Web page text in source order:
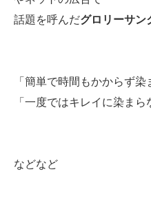
話題を呼んだグロリーサン
「簡単で時間もかからず
「一度ではキレイに染まら
などなど